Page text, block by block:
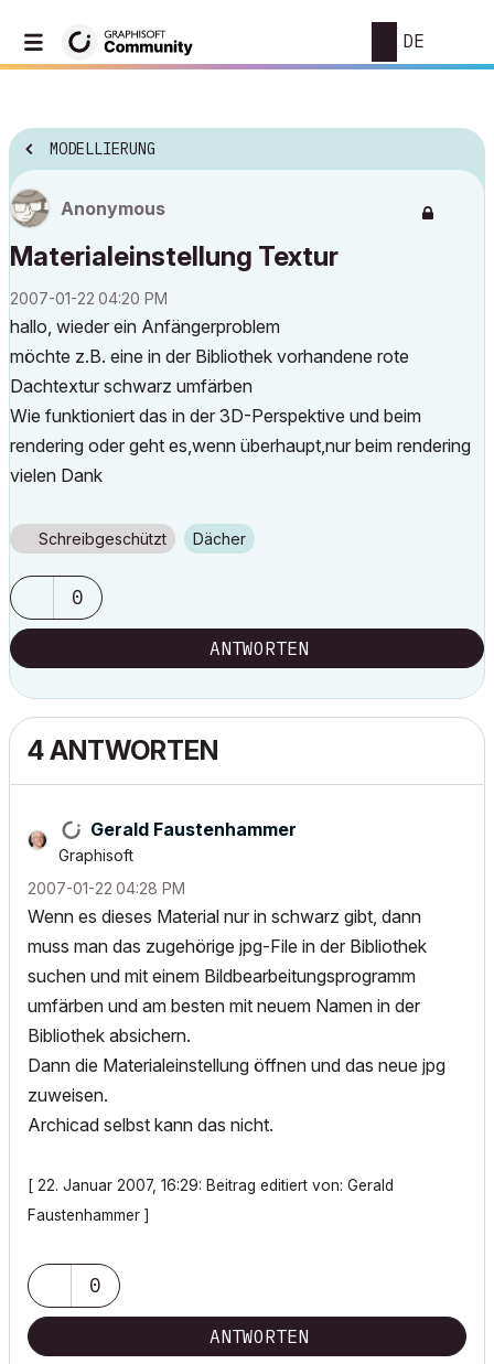
DE
MODELLIERUNG
Anonymous
Materialeinstellung Textur
‎2007-01-22 04:20 PM
hallo, wieder ein Anfängerproblem
möchte z.B. eine in der Bibliothek vorhandene rote
Dachtextur schwarz umfärben
Wie funktioniert das in der 3D-Perspektive und beim
rendering oder geht es,wenn überhaupt,nur beim rendering
vielen Dank
Schreibgeschützt Dächer
0
ANTWORTEN
4 ANTWORTEN
Gerald Faustenhammer
Graphisoft
‎2007-01-22 04:28 PM
Wenn es dieses Material nur in schwarz gibt, dann
muss man das zugehörige jpg-File in der Bibliothek
suchen und mit einem Bildbearbeitungsprogramm
umfärben und am besten mit neuem Namen in der
Bibliothek absichern.
Dann die Materialeinstellung öffnen und das neue jpg
zuweisen.
Archicad selbst kann das nicht.
[ 22. Januar 2007, 16:29: Beitrag editiert von: Gerald
Faustenhammer ]
0
ANTWORTEN